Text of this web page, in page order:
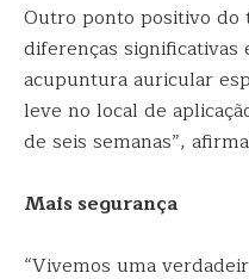
Outro ponto positivo do
diferenças significativas
acupuntura auricular
leve no local de
de seis semanas”,
Mais segurança
“Vivemos uma